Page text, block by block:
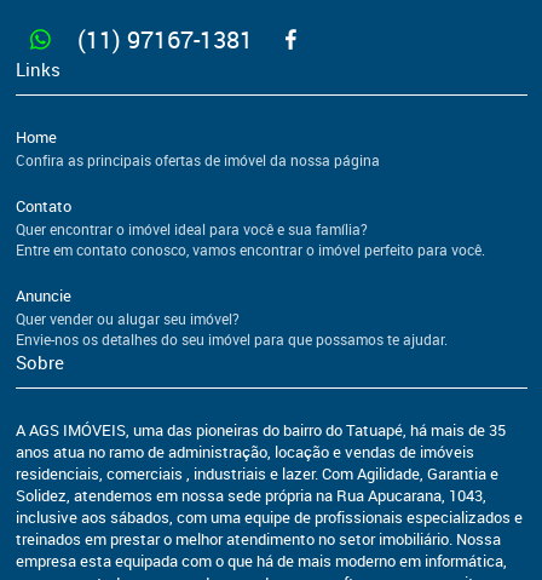
(11) 97167-1381
Links
Home
Confira as principais ofertas de imóvel da nossa página
Contato
Quer encontrar o imóvel ideal para você e sua família?
Entre em contato conosco, vamos encontrar o imóvel perfeito para você.
Anuncie
Quer vender ou alugar seu imóvel?
Envie-nos os detalhes do seu imóvel para que possamos te ajudar.
Sobre
A AGS IMÓVEIS, uma das pioneiras do bairro do Tatuapé, há mais de 35
anos atua no ramo de administração, locação e vendas de imóveis
residenciais, comerciais , industriais e lazer. Com Agilidade, Garantia e
Solidez, atendemos em nossa sede própria na Rua Apucarana, 1043,
inclusive aos sábados, com uma equipe de profissionais especializados e
treinados em prestar o melhor atendimento no setor imobiliário. Nossa
empresa esta equipada com o que há de mais moderno em informática,